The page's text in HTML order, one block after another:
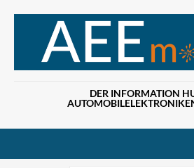
DER INFORMATION